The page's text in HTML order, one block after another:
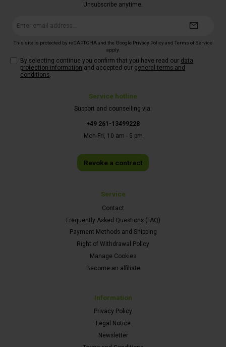
Service hotline
Support and counselling via:
+49 261-13499228
Mon-Fri, 10 am - 5 pm
Revoke a contract
Service
Contact
Frequently Asked Questions (FAQ)
Payment Methods and Shipping
Right of Withdrawal Policy
Manage Cookies
Become an affiliate
Information
Privacy Policy
Legal Notice
Newsletter
Unsubscribe anytime.
This site is protected by reCAPTCHA and the Google Privacy Policy and Terms of Service
apply.
By selecting continue you confirm that you have read our data
protection information and accepted our general terms and
conditions